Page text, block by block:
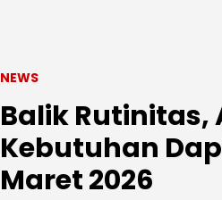
NEWS
Balik
Kebutuhan
Maret 2026